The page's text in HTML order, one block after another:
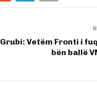
Grubi: Vetëm Fronti i
bën ballë